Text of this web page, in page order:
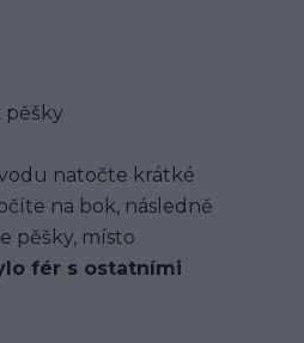
pěšky
natočte krátké
na bok, následně
pěšky, místo
fér s ostatními